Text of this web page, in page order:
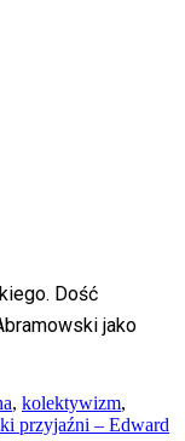
Dość
jako
, kolektywizm,
przyjaźni – Edward